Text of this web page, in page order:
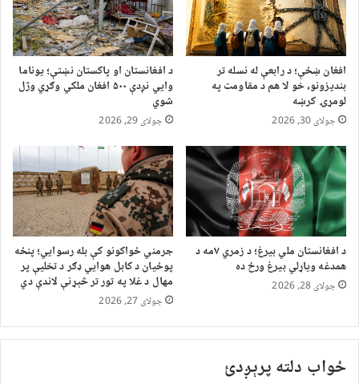
افغان ښځې؛ د رابعې له نسله تر
بندیزونو، خو لا هم د مقاومت په
لومړۍ کرښه
جولای 30, 2026
د افغانستان او پاکستان نښتې؛ یوناما
وايي نږدې ۵۰۰ افغان ملکي وګړي وژل
شوي
جولای 29, 2026
د افغانستان ملي بیرغ؛ د زمري ۷مه د
همدغه ویاړلي بیرغ ورځ ده
جولای 28, 2026
جرمني ځواکونو کې بله رسوايي؛ پنځه
پوځیان د کابل هوايي ډګر د تخلیې پر
مهال د غلا په تور تر څېړنې لاندې دي
جولای 27, 2026
ځواب دلته پرېږدئ